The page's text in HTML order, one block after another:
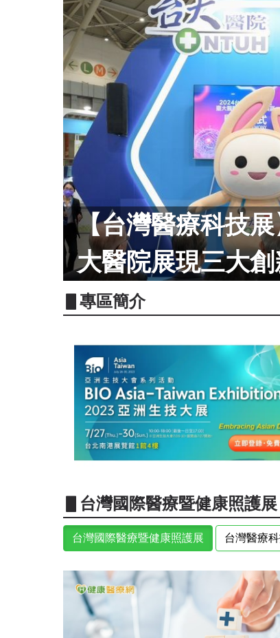
【台灣醫療科技
大醫院展現三大
▋專區簡介
▋台灣國際醫療暨健康照護展
台灣國際醫療暨健康照護展 台灣醫療